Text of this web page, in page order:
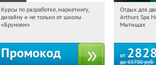
14:35:05
Получи первым!
Россия
Курсы по разработке, маркетингу,
дизайну и не только от школы
«Бруноям»
Промокод
14:35:05
Московская
Отдых для
Arthurs Spa
Мытищах
от
до65700руб.